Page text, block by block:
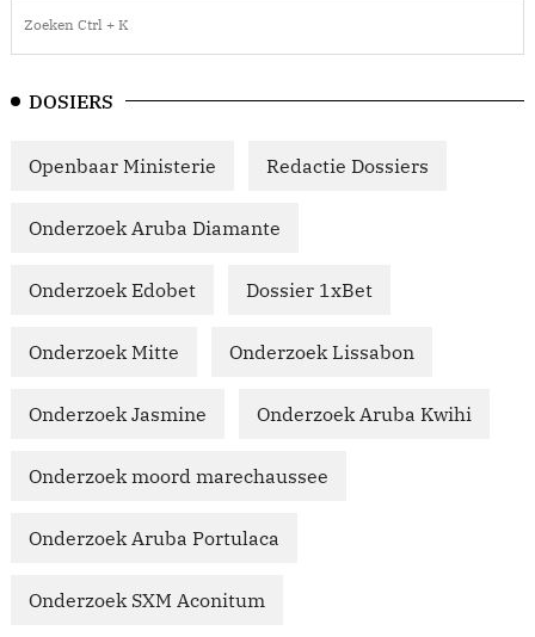
DOSIERS
Openbaar Ministerie Redactie Dossiers
Onderzoek Aruba Diamante
Onderzoek Edobet Dossier 1xBet
Onderzoek Mitte Onderzoek Lissabon
Onderzoek Jasmine Onderzoek Aruba Kwihi
Onderzoek moord marechaussee
Onderzoek Aruba Portulaca
Onderzoek SXM Aconitum